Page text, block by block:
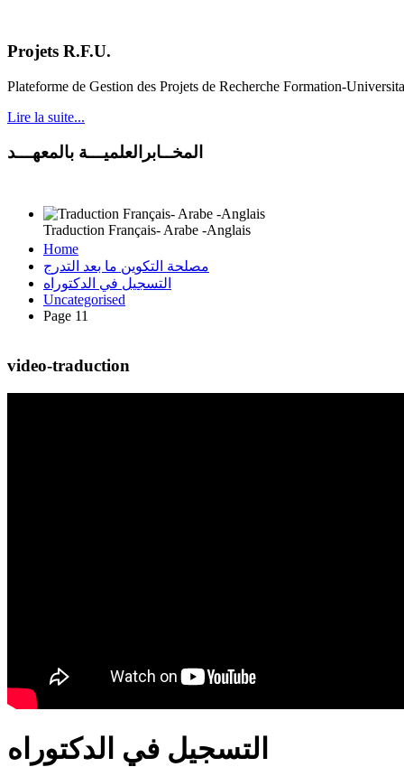
Traduction Français- Arabe -Anglais
Projets R.F.U.
Plateforme de Gestion des Projets de Recherche Formation-
Lire la suite...
المخــابرالعلميـــة بالمعهـــد
Home
مصلحة التكوين ما بعد التدرج
التسجيل في الدكتوراه
Uncategorised
Page 11
video-traduction
التسجيل في الدكتوراه